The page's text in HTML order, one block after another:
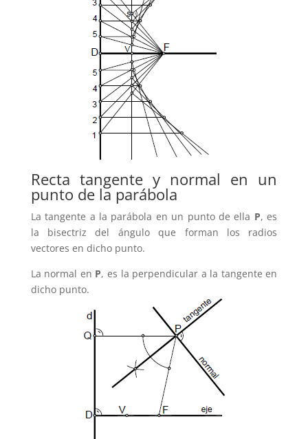
Recta tangente y normal en un
punto de la parábola
La tangente a la parábola en un punto de ella P, es
la bisectriz del ángulo que forman los radios
vectores en dicho punto.
La normal en P, es la perpendicular a la tangente en
dicho punto.